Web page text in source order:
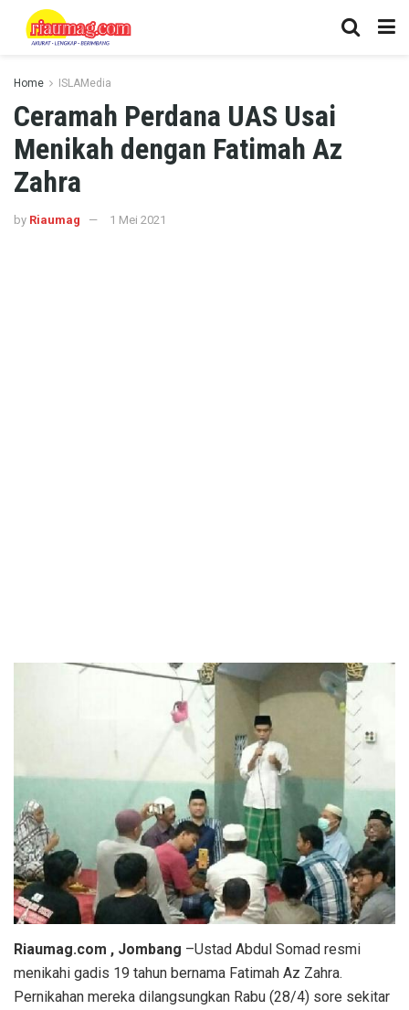
Home ISLAMedia
Ceramah Perdana UAS Usai
Menikah dengan Fatimah Az
Zahra
by Riaumag 1 Mei 2021
Riaumag.com , Jombang –Ustad Abdul Somad resmi
menikahi gadis 19 tahun bernama Fatimah Az Zahra.
Pernikahan mereka dilangsungkan Rabu (28/4) sore sekitar